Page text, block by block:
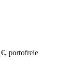
portofreie